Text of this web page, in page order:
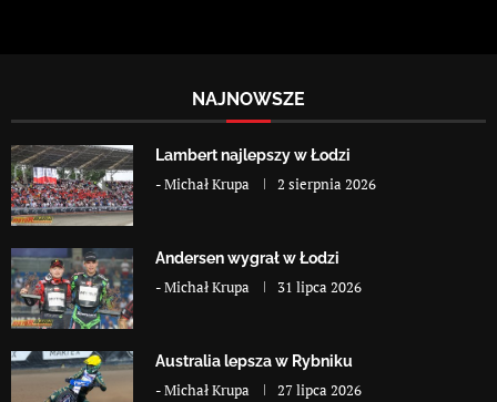
NAJNOWSZE
Lambert najlepszy w Łodzi
-Michał Krupa 2 sierpnia 2026
Andersen wygrał w Łodzi
-Michał Krupa 31 lipca 2026
Australia lepsza w Rybniku
-Michał Krupa 27 lipca 2026